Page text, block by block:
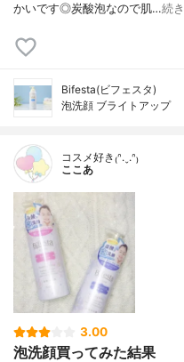
かいです◎炭酸泡なので肌…続
Bifesta(ビフェスタ)
泡洗顔 ブライトアップ
コスメ好き₍ᐢ.ˬ.ᐢ₎
ここあ
3.00
泡洗顔買ってみた結果